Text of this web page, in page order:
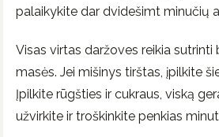
palaikykite dar dvidešimt minučių
Visas virtas daržoves reikia sutrinti
masės. Jei mišinys tirštas, įpilkite
Įpilkite rūgšties ir cukraus, viską
užvirkite ir troškinkite penkias